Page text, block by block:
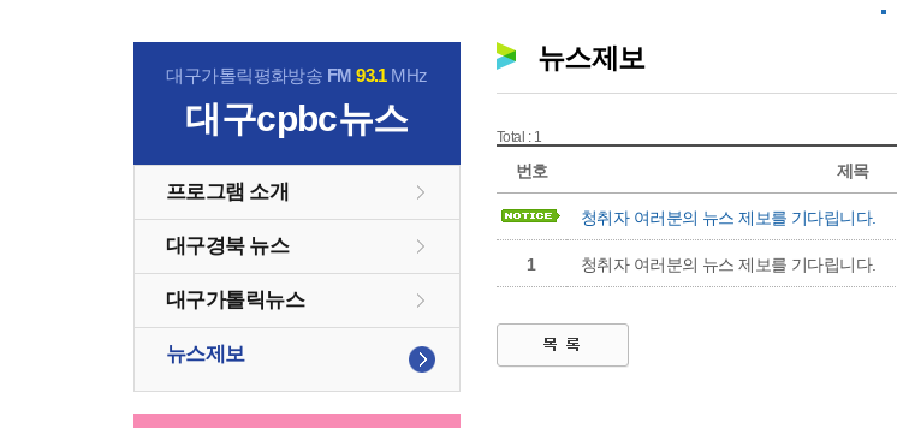
대구가톨릭평화방송 FM93.1MHz
대구cpbc뉴스
프로그램 소개
대구경북 뉴스
대구가톨릭뉴스
뉴스제보
뉴스제보
Total : 1
번호 제목
청취자 여러분의 뉴스 제보를 기다립니다.
1 청취자 여러분의 뉴스 제보를 기다립니다.